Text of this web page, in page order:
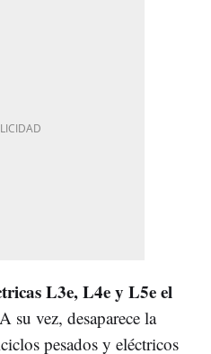
L3e, L4e y L5e el
A su vez, desaparece la
pesados y eléctricos